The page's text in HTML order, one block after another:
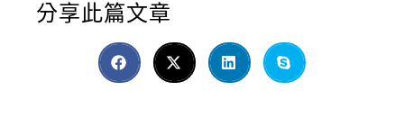
分享此篇文章